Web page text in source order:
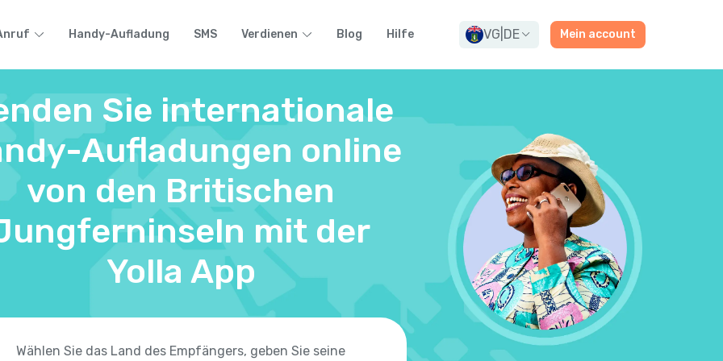
Handy-Aufladung SMS Verdienen Blog Hilfe VG DE Mein account
Sie internationale
Aufladungen online
von den Britischen
mit der
Yolla App
Wählen Sie das Land des Empfängers, geben Sie seine